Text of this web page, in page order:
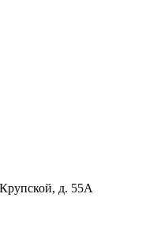
Крупской, д. 55А